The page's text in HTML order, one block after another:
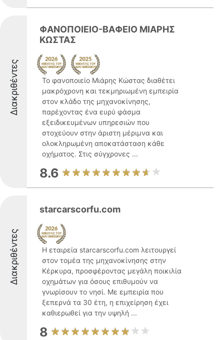
Διακριθέντες
ΦΑΝΟΠΟΙΕΙΟ-ΒΑΦΕΙΟ ΜΙΑΡΗΣ
ΚΩΣΤΑΣ
Το φανοποιείο Μιάρης Κώστας διαθέτει
μακρόχρονη και τεκμηριωμένη εμπειρία
στον κλάδο της μηχανοκίνησης,
παρέχοντας ένα ευρύ φάσμα
εξειδικευμένων υπηρεσιών που
στοχεύουν στην άριστη μέριμνα και
ολοκληρωμένη αποκατάσταση κάθε
οχήματος. Στις σύγχρονες ...
8.6
Διακριθέντες
starcarscorfu.com
Η εταιρεία starcarscorfu.com λειτουργεί
στον τομέα της μηχανοκίνησης στην
Κέρκυρα, προσφέροντας μεγάλη ποικιλία
οχημάτων για όσους επιθυμούν να
γνωρίσουν το νησί. Με εμπειρία που
ξεπερνά τα 30 έτη, η επιχείρηση έχει
καθιερωθεί για την υψηλή ...
8